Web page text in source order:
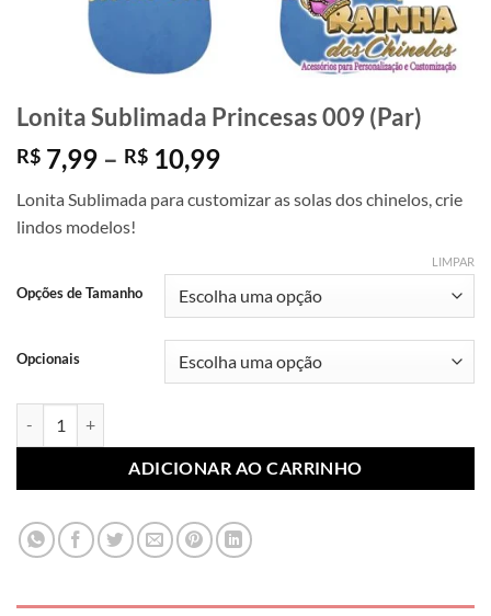
Lonita Sublimada Princesas 009 (Par)
R$ 7,99 – R$ 10,99Faixa
preço:
R$ 10,99
Lonita Sublimada para customizar as solas dos chinelos, crie
lindos modelos!
Opções de Tamanho
Opcionais
LIMPAR
ADICIONAR AO CARRINHO